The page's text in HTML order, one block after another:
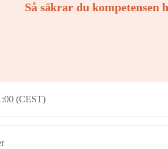
Så säkrar du
(CEST)